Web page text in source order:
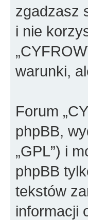
zgadzasz
i nie
warunki,
Forum
phpBB,
„GPL”) i
phpBB
tekstów
informacji